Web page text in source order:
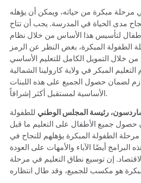
مرحلة مبكرة من حياته، ويمكن أن يؤهله
مدى الحياة في المدرسة. يجب أن تتاح
لتأسيس هذا الأساس من خلال نظام
الطفولة المبكرة، بغض النظر عن الرمز
من خلال التمويل الكامل للتعليم الأساسي
المبكر في ولاية كارولينا الشمالية
لضمان حصول الجميع على هذه اللبنات
الأساسية لمستقبل أكثر إشراقاً.
رئيسة المجلس الوطني للطفولة
جميع الأطفال على التعليم ما قبل
الطفولة المبكرة يؤهلهم للنجاح في
البرامج أيضًا الآباء والأمهات على العودة
إن توسيع نطاق التعليم في مرحلة